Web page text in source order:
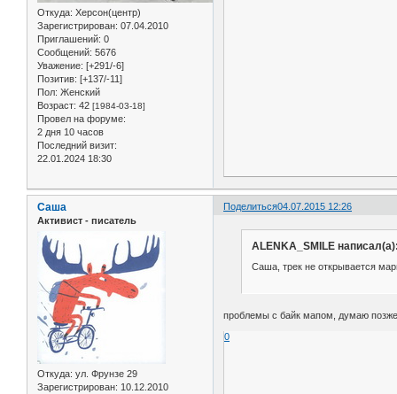
Откуда: Херсон(центр)
Зарегистрирован: 07.04.2010
Приглашений: 0
Сообщений: 5676
Уважение: [+291/-6]
Позитив: [+137/-11]
Пол: Женский
Возраст: 42 [1984-03-18]
Провел на форуме:
2 дня 10 часов
Последний визит:
22.01.2024 18:30
Поделиться04.07.2015 12:26
Саша
Активист - писатель
Откуда: ул. Фрунзе 29
Зарегистрирован: 10.12.2010
ALENKA_SMILE написал(а):
Саша, трек не открывается
проблемы с байк мапом, думаю позже
0